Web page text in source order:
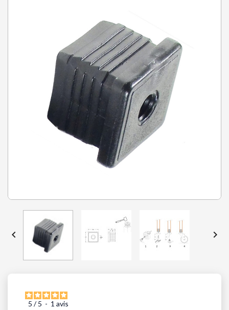
 
5 / 5 - 1 avis